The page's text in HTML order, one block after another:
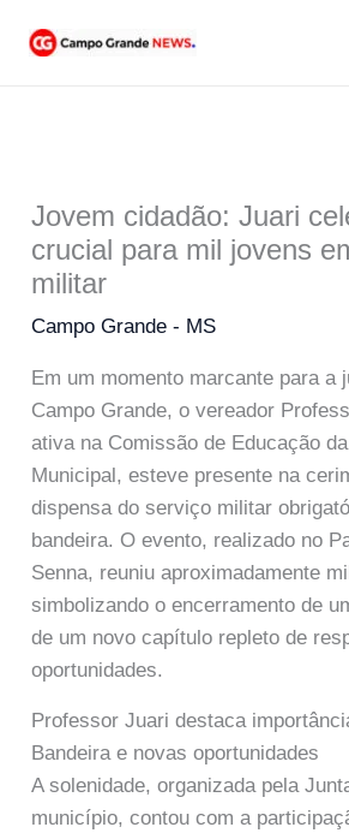
para
Jovem cidadão: Juari
crucial para mil jovens
militar
Campo Grande - MS
Em um momento marcante para a
Campo Grande, o vereador
ativa na Comissão de Educação
Municipal, esteve presente na
dispensa do serviço militar
bandeira. O evento, realizado no
Senna, reuniu aproximadamente
simbolizando o encerramento de
de um novo capítulo repleto de
oportunidades.
Professor Juari destaca
Bandeira e novas oportunidades
A solenidade, organizada pela
município, contou com a